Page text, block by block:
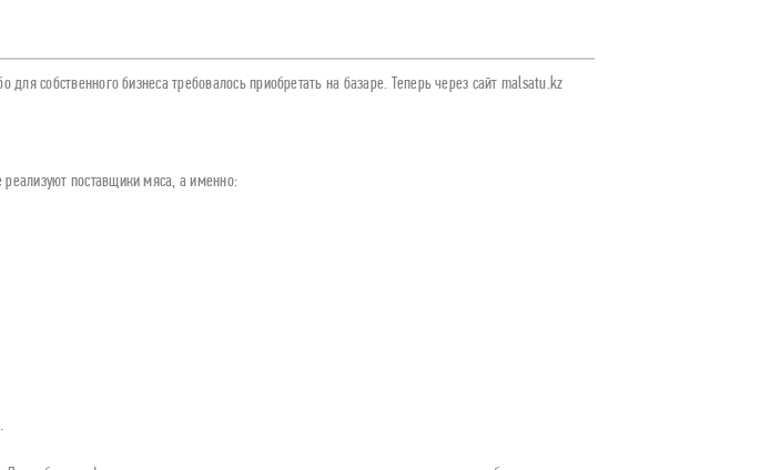
собственного бизнеса требовалось приобретать на базаре. Теперь через сайт malsatu.kz
поставщики мяса, а именно: